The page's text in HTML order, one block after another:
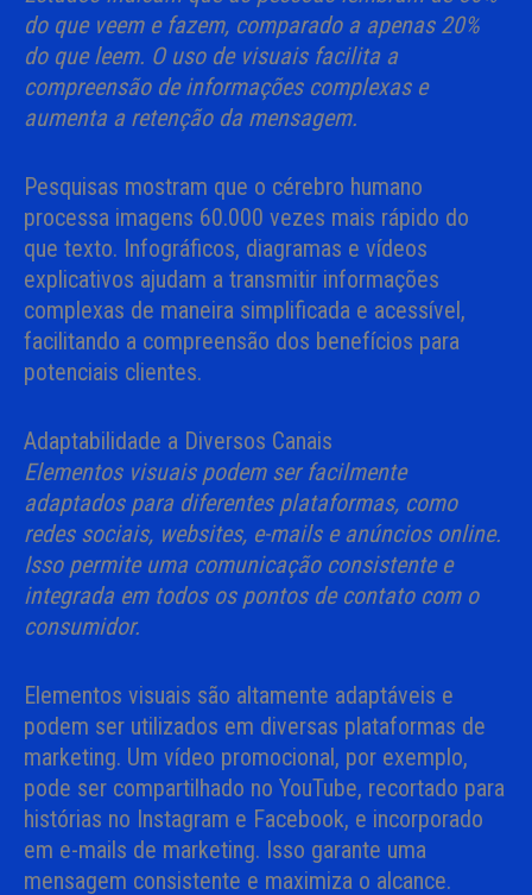
do que veem e fazem, comparado a apenas 20%
do que leem. O uso de visuais facilita a
compreensão de informações complexas e
aumenta a retenção da mensagem.
Pesquisas mostram que o cérebro humano
processa imagens 60.000 vezes mais rápido do
que texto. Infográficos, diagramas e vídeos
explicativos ajudam a transmitir informações
complexas de maneira simplificada e acessível,
facilitando a compreensão dos benefícios para
potenciais clientes.
Adaptabilidade a Diversos Canais
Elementos visuais podem ser facilmente
adaptados para diferentes plataformas, como
redes sociais, websites, e-mails e anúncios online.
Isso permite uma comunicação consistente e
integrada em todos os pontos de contato com o
consumidor.
Elementos visuais são altamente adaptáveis e
podem ser utilizados em diversas plataformas de
marketing. Um vídeo promocional, por exemplo,
pode ser compartilhado no YouTube, recortado para
histórias no Instagram e Facebook, e incorporado
em e-mails de marketing. Isso garante uma
mensagem consistente e maximiza o alcance.